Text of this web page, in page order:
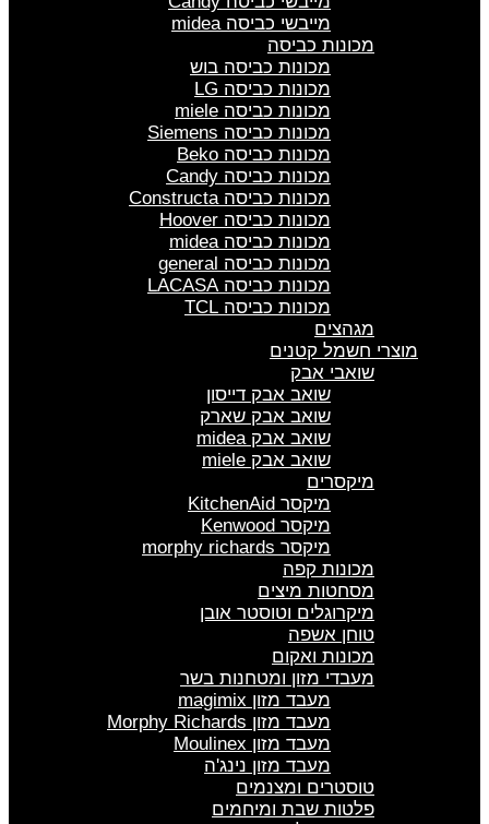
מייבשי כביסה midea
מכונות כביסה
מכונות כביסה בוש
מכונות כביסה LG
מכונות כביסה miele
מכונות כביסה Siemens
מכונות כביסה Beko
מכונות כביסה Candy
מכונות כביסה Constructa
מכונות כביסה Hoover
מכונות כביסה midea
מכונות כביסה general
מכונות כביסה LACASA
מכונות כביסה TCL
מגהצים
מוצרי חשמל קטנים
שואבי אבק
שואב אבק דייסון
שואב אבק שארק
שואב אבק midea
שואב אבק miele
מיקסרים
מיקסר KitchenAid
מיקסר Kenwood
מיקסר morphy richards
מכונות קפה
מסחטות מיצים
מיקרוגלים וטוסטר אובן
טוחן אשפה
מכונות ואקום
מעבדי מזון ומטחנות בשר
מעבד מזון magimix
מעבד מזון Morphy Richards
מעבד מזון Moulinex
מעבד מזון נינג'ה
טוסטרים ומצנמים
פלטות שבת ומיחמים